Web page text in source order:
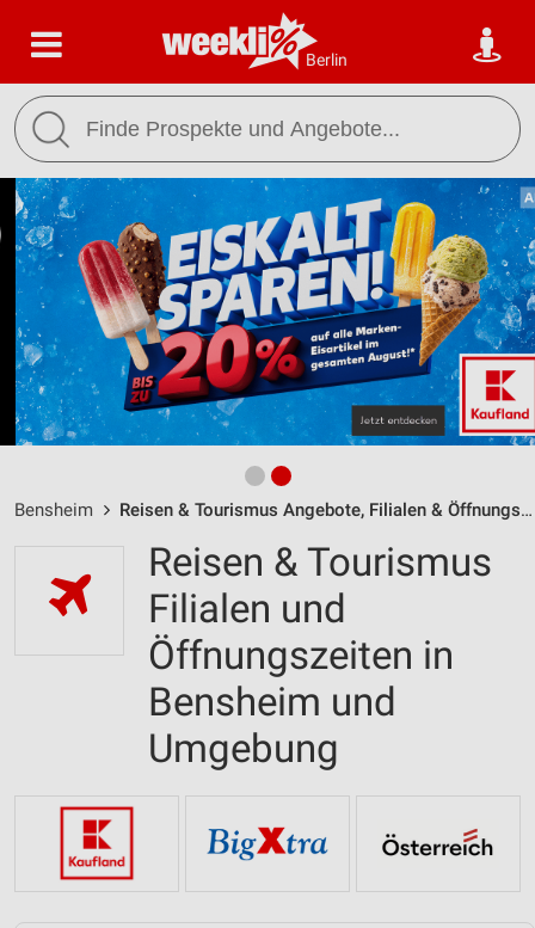
Berlin
Bensheim Reisen & Tourismus Angebote, Filialen & Öffnungszeiten
Reisen & Tourismus
Filialen und
Öffnungszeiten in
Bensheim und
Umgebung